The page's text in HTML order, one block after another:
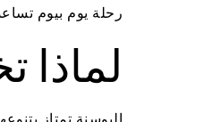
رحلة يوم بيوم
لماذا